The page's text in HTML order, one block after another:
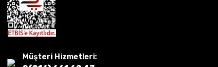
Müşteri Hizmetleri: